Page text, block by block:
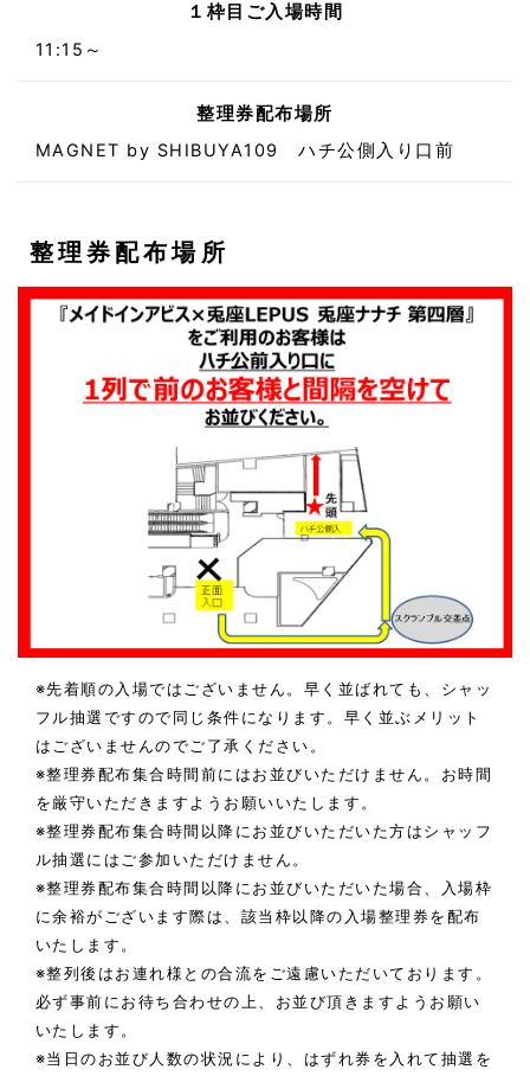
１枠目ご入場時間
11:15～
整理券配布場所
MAGNET by SHIBUYA109 ハチ公側入り口前
整理券配布場所
※先着順の入場ではございません。早く並ばれても、シャッ
フル抽選ですので同じ条件になります。早く並ぶメリット
はございませんのでご了承ください。
※整理券配布集合時間前にはお並びいただけません。お時間
を厳守いただきますようお願いいたします。
※整理券配布集合時間以降にお並びいただいた方はシャッフ
ル抽選にはご参加いただけません。
※整理券配布集合時間以降にお並びいただいた場合、入場枠
に余裕がございます際は、該当枠以降の入場整理券を配布
いたします。
※整列後はお連れ様との合流をご遠慮いただいております。
必ず事前にお待ち合わせの上、お並び頂きますようお願い
いたします。
※当日のお並び人数の状況により、はずれ券を入れて抽選を